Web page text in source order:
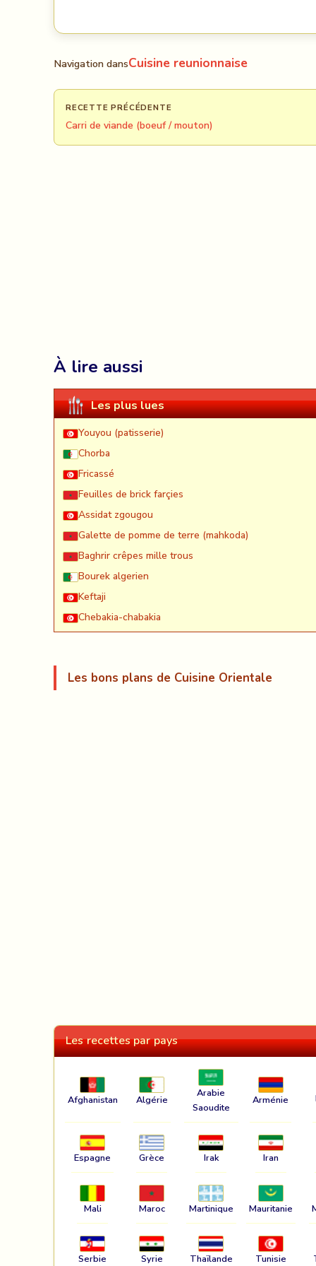
Navigation dansCuisine reunionnaise
RECETTE PRÉCÉDENTE
Carri de viande (boeuf / mouton)
À lire aussi
Les plus lues
Youyou (patisserie)
Chorba
Fricassé
Feuilles de brick farçies
Assidat zgougou
Galette de pomme de terre (mahkoda)
Baghrir crêpes mille trous
Bourek algerien
Keftaji
Chebakia-chabakia
Les bons plans de Cuisine Orientale
Les recettes par pays
Afghanistan Algérie
Arabie
Saoudite
Arménie
Espagne Grèce Irak Iran
Mali Maroc Martinique Mauritanie
Serbie Syrie Thaïlande Tunisie